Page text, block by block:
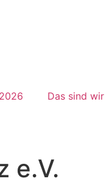
Das sind wir
e.V.